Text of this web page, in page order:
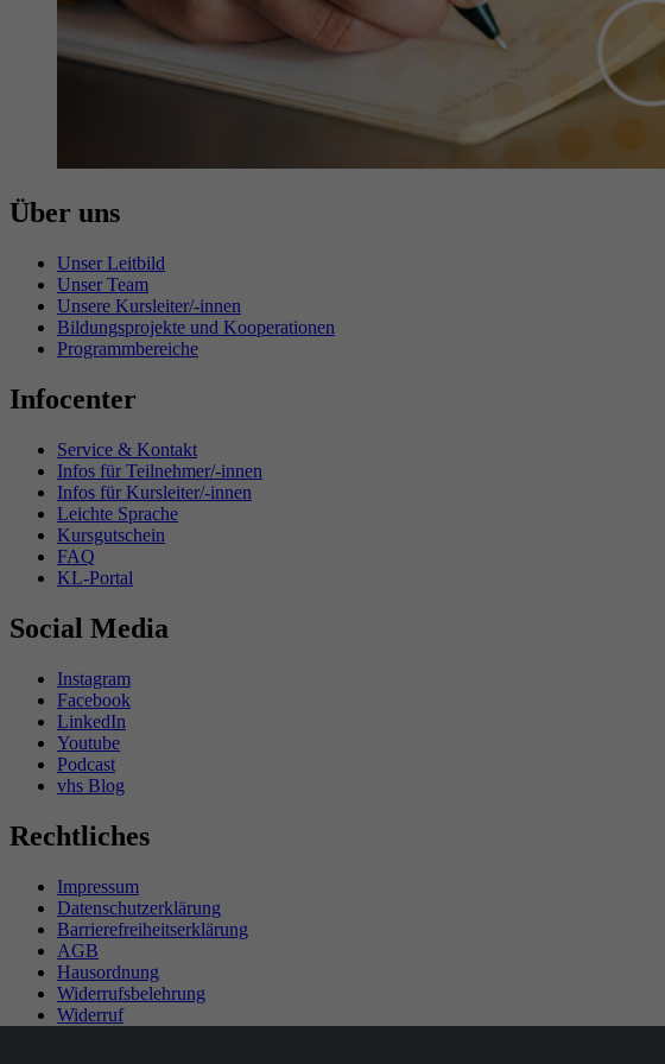
Über uns
Unser Leitbild
Unser Team
Unsere Kursleiter/-innen
Bildungsprojekte und Kooperationen
Programmbereiche
Infocenter
Service & Kontakt
Infos für Teilnehmer/-innen
Infos für Kursleiter/-innen
Leichte Sprache
Kursgutschein
FAQ
KL-Portal
Social Media
Instagram
Facebook
LinkedIn
Youtube
Podcast
vhs Blog
Rechtliches
Impressum
Datenschutzerklärung
Barrierefreiheitserklärung
AGB
Hausordnung
Widerrufsbelehrung
Widerruf